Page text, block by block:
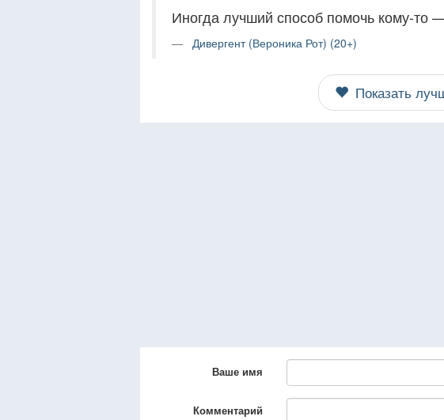
Иногда лучший способ помочь кому-то
Дивергент (Вероника Рот) (20+)
Показать
Ваше имя
Комментарий